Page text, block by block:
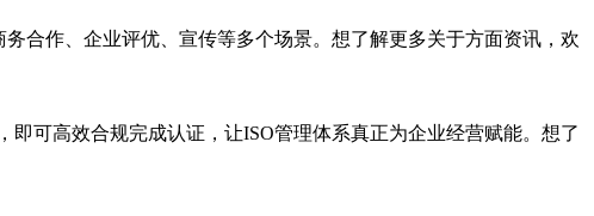
合作、企业评优、宣传等多个场景。想了解更多关于方面资讯，欢
可高效合规完成认证，让ISO管理体系真正为企业经营赋能。想了